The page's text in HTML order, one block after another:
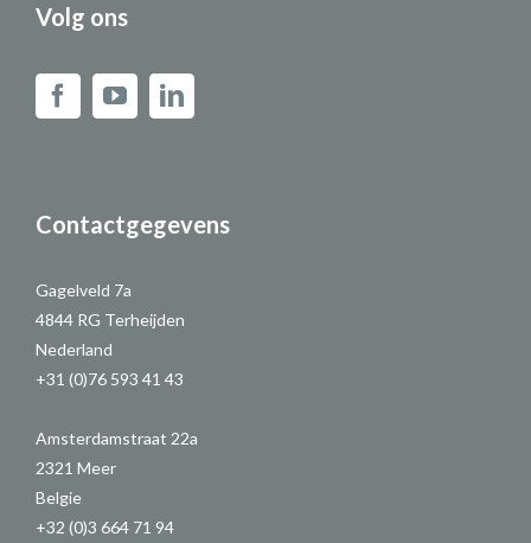
Volg ons
Contactgegevens
Gagelveld 7a
4844 RG Terheijden
Nederland
+31 (0)76 593 41 43
Amsterdamstraat 22a
2321 Meer
Belgie
+32 (0)3 664 71 94